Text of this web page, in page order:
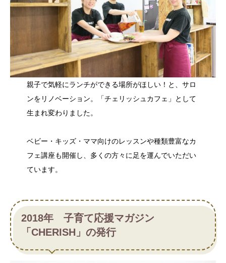
親子で気軽にランチができる場所がほしい！と、サロ
ンをリノベーション。「チェリッシュカフェ」として
生まれ変わりました。
ベビー・キッズ・ママ向けのレッスンや種類豊富なカ
フェ講座も開催し、多くの方々に足を運んでいただい
ています。
2018年 子育て応援マガジン
「CHERISH」の発行